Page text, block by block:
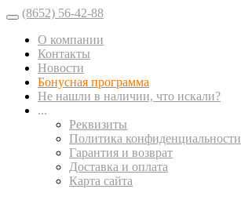
(8652) 56-42-88
О компании
Контакты
Новости
Бонусная программа
Не нашли в наличии, что искали?
...
Реквизиты
Политика конфиденциальности
Гарантия и возврат
Доставка и оплата
Карта сайта